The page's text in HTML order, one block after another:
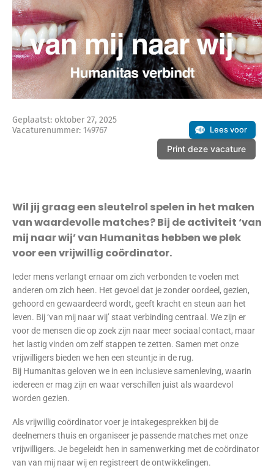
Geplaatst: oktober 27, 2025
Vacaturenummer: 149767
Print deze vacature
Lees voor
Wil jij graag een sleutelrol spelen in het maken
van waardevolle matches? Bij de activiteit ‘van
mij naar wij’ van Humanitas hebben we plek
voor een vrijwillig coördinator.
Ieder mens verlangt ernaar om zich verbonden te voelen met
anderen om zich heen. Het gevoel dat je zonder oordeel, gezien,
gehoord en gewaardeerd wordt, geeft kracht en steun aan het
leven. Bij ‘van mij naar wij’ staat verbinding centraal. We zijn er
voor de mensen die op zoek zijn naar meer sociaal contact, maar
het lastig vinden om zelf stappen te zetten. Samen met onze
vrijwilligers bieden we hen een steuntje in de rug.
Bij Humanitas geloven we in een inclusieve samenleving, waarin
iedereen er mag zijn en waar verschillen juist als waardevol
worden gezien.
Als vrijwillig coördinator voer je intakegesprekken bij de
deelnemers thuis en organiseer je passende matches met onze
vrijwilligers. Je begeleidt hen in samenwerking met de coördinator
van van mij naar wij en registreert de ontwikkelingen.